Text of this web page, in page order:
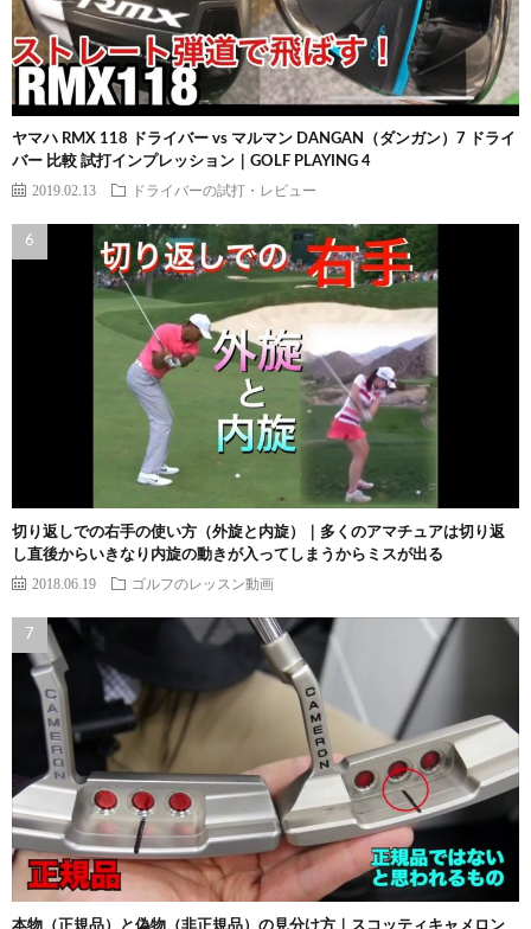
ヤマハ RMX 118 ドライバー vs マルマン DANGAN（ダンガン）7 ドライ
バー 比較 試打インプレッション｜GOLF PLAYING 4
2019.02.13 ドライバーの試打・レビュー
切り返しでの右手の使い方（外旋と内旋）｜多くのアマチュアは切り返
し直後からいきなり内旋の動きが入ってしまうからミスが出る
2018.06.19 ゴルフのレッスン動画
本物（正規品）と偽物（非正規品）の見分け方｜スコッティキャメロン